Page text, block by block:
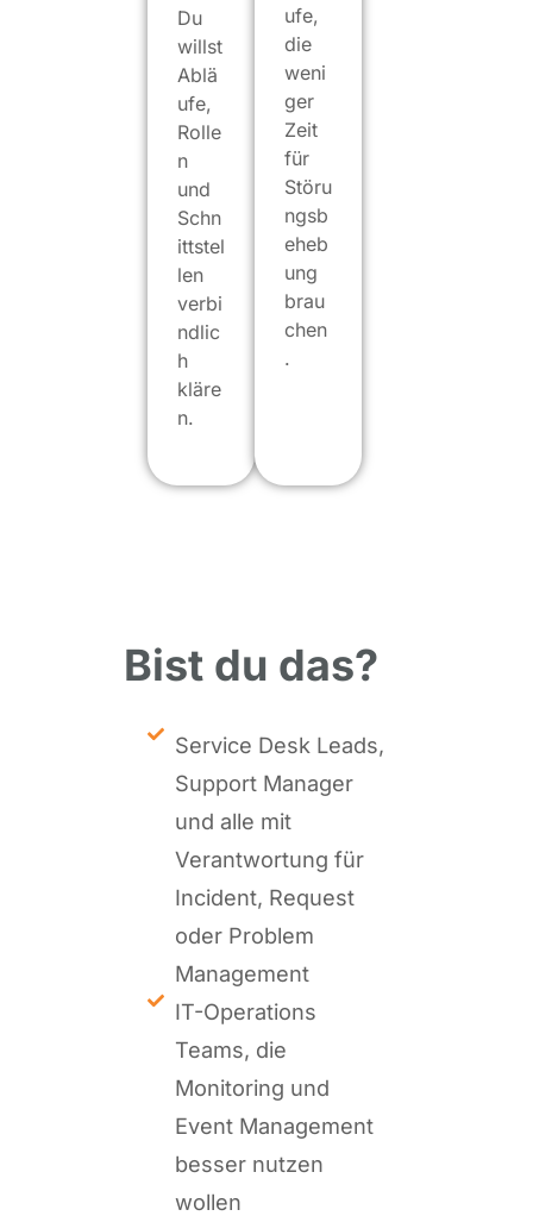
Du
willst
Ablä
ufe,
Rolle
n
und
Schn
ittstel
len
verbi
ndlic
h
kläre
n.
ufe,
die
weni
ger
Zeit
für
Störu
ngsb
eheb
ung
brau
chen
.
Bist du das?
Service Desk Leads,
Support Manager
und alle mit
Verantwortung für
Incident, Request
oder Problem
Management
IT-Operations
Teams, die
Monitoring und
Event Management
besser nutzen
wollen